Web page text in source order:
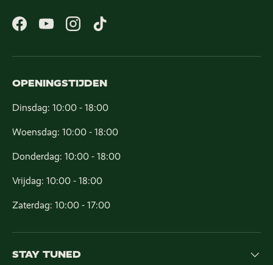
Facebook
YouTubeInstagram
TikTok
OPENINGSTIJDEN
Dinsdag: 10:00 - 18:00
Woensdag: 10:00 - 18:00
Donderdag: 10:00 - 18:00
Vrijdag: 10:00 - 18:00
Zaterdag: 10:00 - 17:00
STAY TUNED